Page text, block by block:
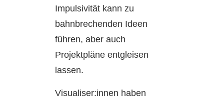
Impulsivität kann zu
bahnbrechenden Ideen
führen, aber auch
Projektpläne entgleisen
lassen.
Visualiser:innen haben